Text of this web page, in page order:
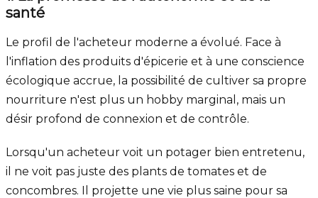
santé
Le profil de l'acheteur moderne a évolué. Face à
l'inflation des produits d'épicerie et à une conscience
écologique accrue, la possibilité de cultiver sa propre
nourriture n'est plus un hobby marginal, mais un
désir profond de connexion et de contrôle.
Lorsqu'un acheteur voit un potager bien entretenu,
il ne voit pas juste des plants de tomates et de
concombres. Il projette une vie plus saine pour sa